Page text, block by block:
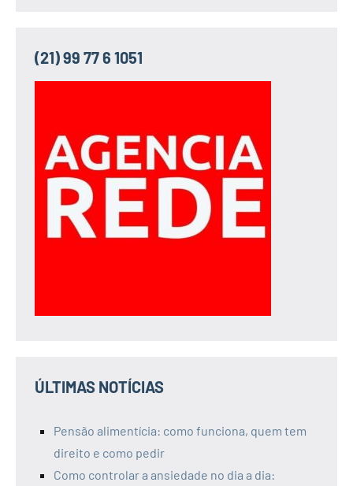
(21) 99 77 6 1051
ÚLTIMAS NOTÍCIAS
Pensão alimentícia: como funciona, quem tem
direito e como pedir
Como controlar a ansiedade no dia a dia: